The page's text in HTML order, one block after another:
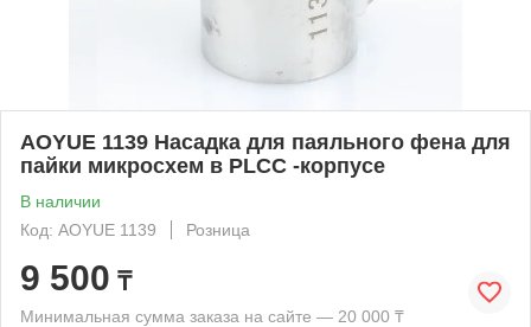
AOYUE 1139 Насадка для паяльного фена для
пайки микросхем в PLCC -корпусе
В наличии
Код: AOYUE 1139
Розница
9 500 ₸
Минимальная сумма заказа на сайте — 20 000 ₸